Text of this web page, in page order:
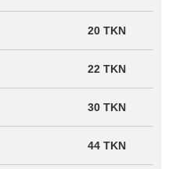
20 TKN
22 TKN
30 TKN
44 TKN